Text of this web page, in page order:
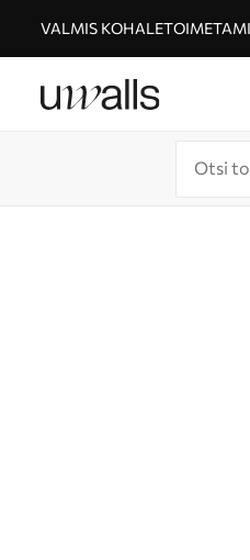
VALMIS